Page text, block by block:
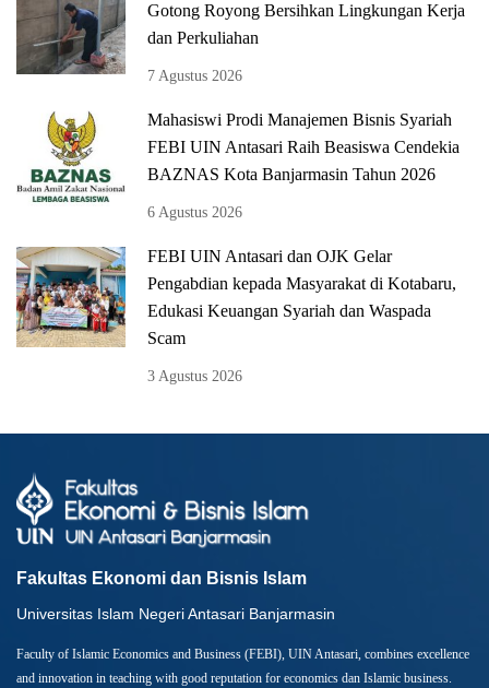
Gotong Royong Bersihkan Lingkungan Kerja
dan Perkuliahan
7 Agustus 2026
Mahasiswi Prodi Manajemen Bisnis Syariah
FEBI UIN Antasari Raih Beasiswa Cendekia
BAZNAS Kota Banjarmasin Tahun 2026
6 Agustus 2026
FEBI UIN Antasari dan OJK Gelar
Pengabdian kepada Masyarakat di Kotabaru,
Edukasi Keuangan Syariah dan Waspada
Scam
3 Agustus 2026
Fakultas Ekonomi dan Bisnis Islam
Universitas Islam Negeri Antasari Banjarmasin
Faculty of Islamic Economics and Business (FEBI), UIN Antasari, combines excellence
and innovation in teaching with good reputation for economics dan Islamic business.